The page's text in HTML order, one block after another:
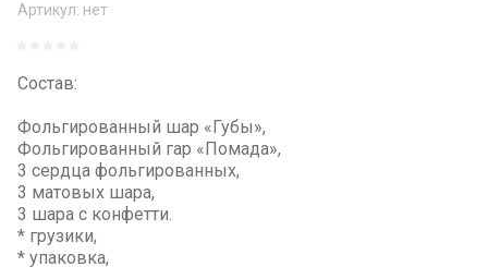
Артикул: нет
Состав:
Фольгированный шар «Губы»,
Фольгированный гар «Помада»,
3 сердца фольгированных,
3 матовых шара,
3 шара с конфетти.
* грузики,
* упаковка,